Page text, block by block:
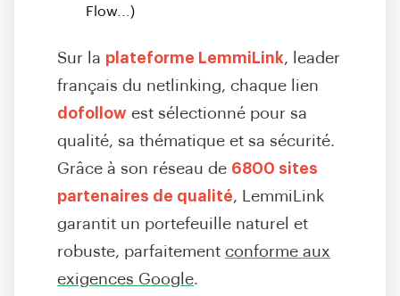
Flow...)
Sur la plateforme LemmiLink, leader
français du netlinking, chaque lien
dofollow est sélectionné pour sa
qualité, sa thématique et sa sécurité.
Grâce à son réseau de 6800 sites
partenaires de qualité, LemmiLink
garantit un portefeuille naturel et
robuste, parfaitement conforme aux
exigences Google.